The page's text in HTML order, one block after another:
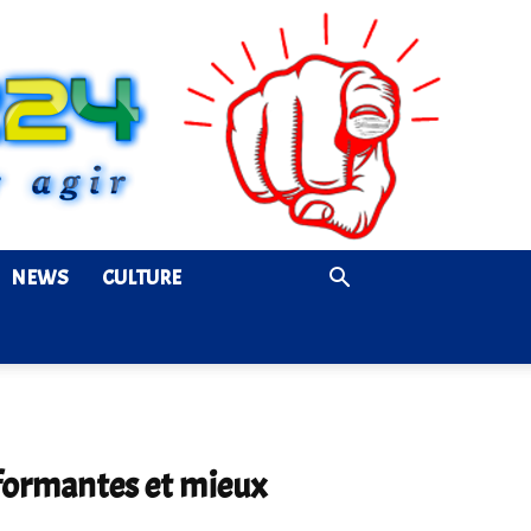
NEWS CULTURE
et mieux